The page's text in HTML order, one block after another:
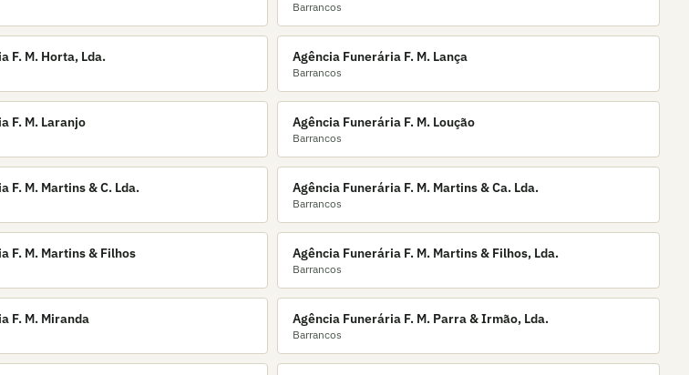
Barrancos
F. M. Horta, Lda. Agência Funerária F. M. Lança
Barrancos
F. M. Laranjo Agência Funerária F. M. Loução
Barrancos
F. M. Martins & C. Lda. Agência Funerária F. M. Martins & Ca. Lda.
Barrancos
F. M. Martins & Filhos Agência Funerária F. M. Martins & Filhos, Lda.
Barrancos
F. M. Miranda Agência Funerária F. M. Parra & Irmão, Lda.
Barrancos